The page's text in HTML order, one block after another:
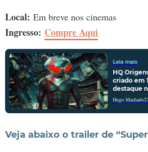
Local: Em breve nos cinemas
Ingresso: Compre Aqui
Leia mais
HQ
criado em
destaque
Hugo Machado
Veja abaixo o trailer de